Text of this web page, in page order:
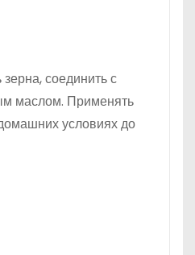
зерна, соединить с
маслом. Применять
условиях до